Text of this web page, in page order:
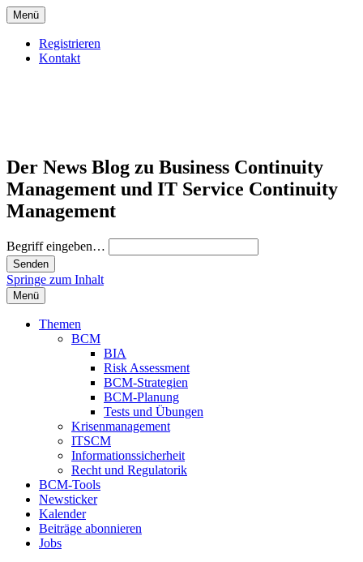
Menü
Registrieren
Kontakt
Der News Blog zu Business Continuity
Management und IT Service Continuity
Management
Begriff eingeben…
Springe zum Inhalt
Menü
Themen
BCM
BIA
Risk Assessment
BCM-Strategien
BCM-Planung
Tests und Übungen
Krisenmanagement
ITSCM
Informationssicherheit
Recht und Regulatorik
BCM-Tools
Newsticker
Kalender
Beiträge abonnieren
Jobs